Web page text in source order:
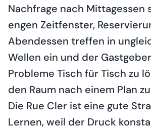
Nachfrage nach Mittagessen
engen Zeitfenster,
Abendessen treffen in
Wellen ein und der
Probleme Tisch für Tisch zu
den Raum nach einem Plan
Die Rue Cler ist eine gute
Lernen, weil der Druck